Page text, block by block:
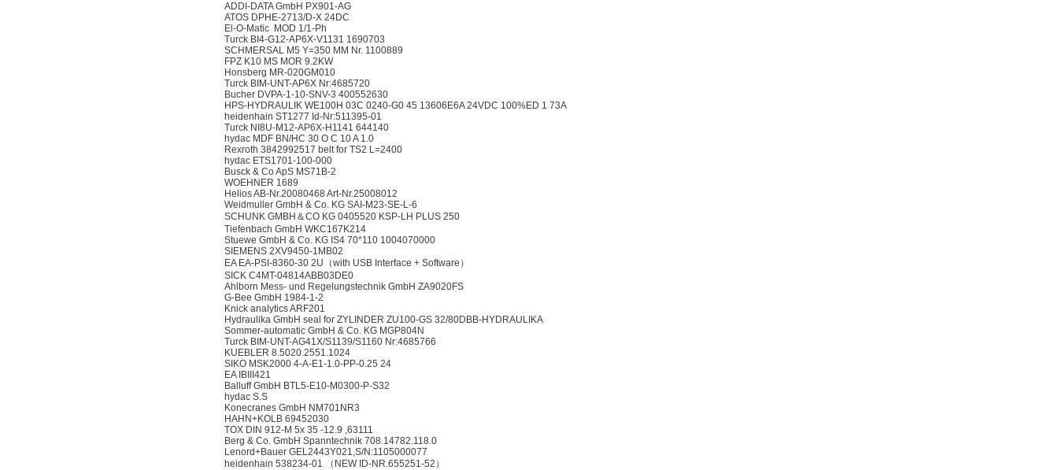
ADDI-DATA GmbH PX901-AG
ATOS DPHE-2713/D-X 24DC
El-O-Matic MOD 1/1-Ph
Turck BI4-G12-AP6X-V1131 1690703
SCHMERSAL M5 Y=350 MM Nr. 1100889
FPZ K10 MS MOR 9.2KW
Honsberg MR-020GM010
Turck BIM-UNT-AP6X Nr:4685720
Bucher DVPA-1-10-SNV-3 400552630
HPS-HYDRAULIK WE100H 03C 0240-G0 45 13606E6A 24VDC 100%ED 1 73A
heidenhain ST1277 Id-Nr:511395-01
Turck NI8U-M12-AP6X-H1141 644140
hydac MDF BN/HC 30 O C 10 A 1.0
Rexroth 3842992517 belt for TS2 L=2400
hydac ETS1701-100-000
Busck & Co ApS MS71B-2
WOEHNER 1689
Helios AB-Nr.20080468 Art-Nr.25008012
Weidmuller GmbH & Co. KG SAI-M23-SE-L-6
SCHUNK GMBH＆CO KG 0405520 KSP-LH PLUS 250
Tiefenbach GmbH WKC167K214
Stuewe GmbH & Co. KG IS4 70*110 1004070000
SIEMENS 2XV9450-1MB02
EA EA-PSI-8360-30 2U（with USB Interface + Software）
SICK C4MT-04814ABB03DE0
Ahlborn Mess- und Regelungstechnik GmbH ZA9020FS
G-Bee GmbH 1984-1-2
Knick analytics ARF201
Hydraulika GmbH seal for ZYLINDER ZU100-GS 32/80DBB-HYDRAULIKA
Sommer-automatic GmbH & Co. KG MGP804N
Turck BIM-UNT-AG41X/S1139/S1160 Nr:4685766
KUEBLER 8.5020.2551.1024
SIKO MSK2000 4-A-E1-1.0-PP-0.25 24
EA IBIII421
Balluff GmbH BTL5-E10-M0300-P-S32
hydac S.S
Konecranes GmbH NM701NR3
HAHN+KOLB 69452030
TOX DIN 912-M 5x 35 -12.9 ,63111
Berg & Co. GmbH Spanntechnik 708.14782.118.0
Lenord+Bauer GEL2443Y021,S/N:1105000077
heidenhain 538234-01 （NEW ID-NR.655251-52）